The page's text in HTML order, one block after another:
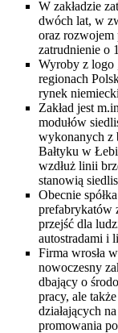
W zakładzie
dwóch lat, w
oraz rozwojem
zatrudnienie o
Wyroby z logo
regionach
rynek
Zakład jest
modułów
wykonanych z
Bałtyku w
wzdłuż linii
stanowią
Obecnie
prefabrykatów
przejść dla
autostradami i
Firma wrosła
nowoczesny
dbający o
pracy, ale
działających
promowania